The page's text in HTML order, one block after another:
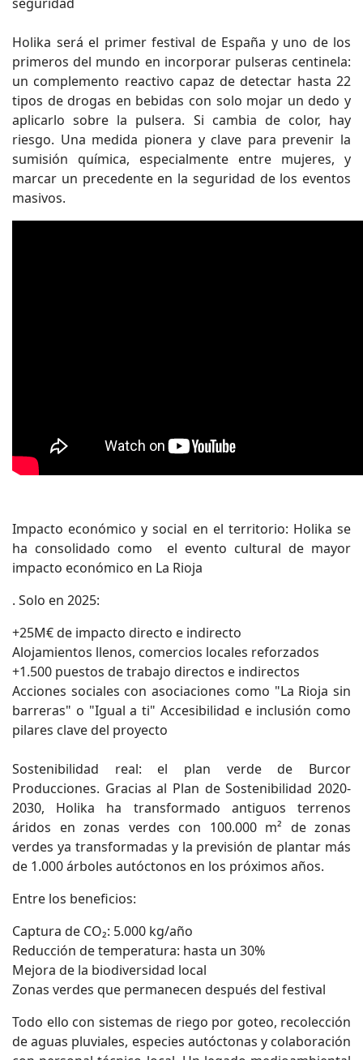
Holika será el primer festival de España y uno de los
primeros del mundo en incorporar pulseras centinela:
un complemento reactivo capaz de detectar hasta 22
tipos de drogas en bebidas con solo mojar un dedo y
aplicarlo sobre la pulsera. Si cambia de color, hay
riesgo. Una medida pionera y clave para prevenir la
sumisión química, especialmente entre mujeres, y
marcar un precedente en la seguridad de los eventos
masivos.
Impacto económico y social en el territorio: Holika se
ha consolidado como el evento cultural de mayor
impacto económico en La Rioja
. Solo en 2025:
+25M€ de impacto directo e indirecto
Alojamientos llenos, comercios locales reforzados
+1.500 puestos de trabajo directos e indirectos
Acciones sociales con asociaciones como "La Rioja sin
barreras" o "Igual a ti" Accesibilidad e inclusión como
pilares clave del proyecto
Sostenibilidad real: el plan verde de Burcor
Producciones. Gracias al Plan de Sostenibilidad 2020-
2030, Holika ha transformado antiguos terrenos
áridos en zonas verdes con 100.000 m² de zonas
verdes ya transformadas y la previsión de plantar más
de 1.000 árboles autóctonos en los próximos años.
Entre los beneficios:
Captura de CO₂: 5.000 kg/año
Reducción de temperatura: hasta un 30%
Mejora de la biodiversidad local
Zonas verdes que permanecen después del festival
Todo ello con sistemas de riego por goteo, recolección
de aguas pluviales, especies autóctonas y colaboración